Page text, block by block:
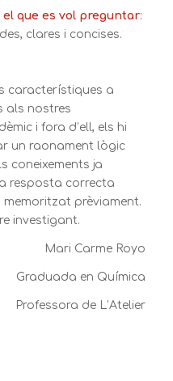
que es vol preguntar:
clares i concises.
característiques a
als nostres
i fora d’ell, els hi
un raonament lògic
coneixements ja
resposta correcta
memoritzat prèviament.
investigant.
Mari Carme Royo
Graduada en Química
Professora de L’Atelier